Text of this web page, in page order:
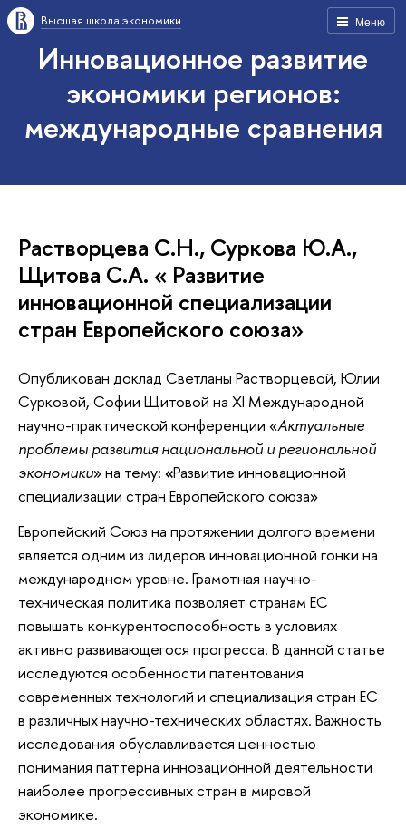
Меню
Высшая школа экономики
Инновационное развитие
экономики регионов:
международные сравнения
Растворцева С.Н., Суркова Ю.А.,
Щитова С.А. « Развитие
инновационной специализации
стран Европейского союза»
Опубликован доклад Светланы Растворцевой, Юлии
Сурковой, Софии Щитовой на XI Международной
научно-практической конференции «Актуальные
проблемы развития национальной и региональной
экономики» на тему: «Развитие инновационной
специализации стран Европейского союза»
Европейский Союз на протяжении долгого времени
является одним из лидеров инновационной гонки на
международном уровне. Грамотная научно-
техническая политика позволяет странам ЕС
повышать конкурентоспособность в условиях
активно развивающегося прогресса. В данной статье
исследуются особенности патентования
современных технологий и специализация стран ЕС
в различных научно-технических областях. Важность
исследования обуславливается ценностью
понимания паттерна инновационной деятельности
наиболее прогрессивных стран в мировой
экономике.